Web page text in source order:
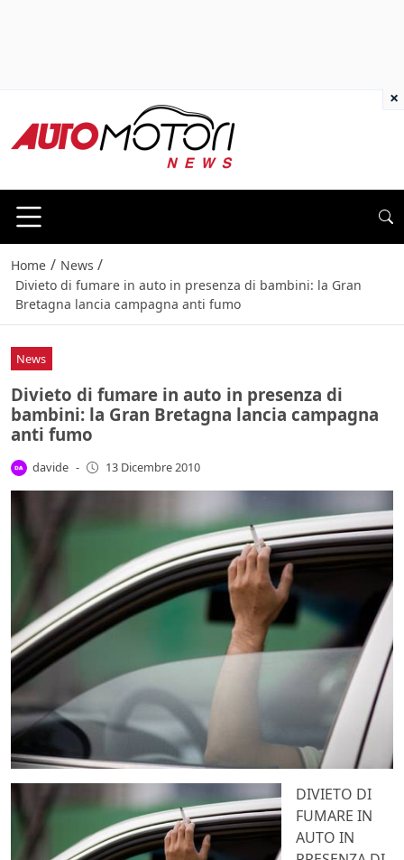
Home / News /
Divieto di fumare in auto in presenza di bambini: la Gran
Bretagna lancia campagna anti fumo
News
Divieto di fumare in auto in presenza di
bambini: la Gran Bretagna lancia campagna
anti fumo
davide - 13 Dicembre 2010
DIVIETO DI
FUMARE IN
AUTO IN
×